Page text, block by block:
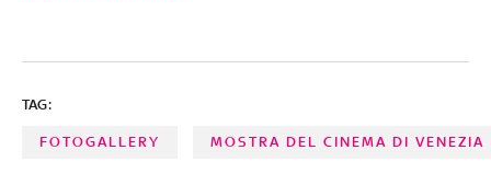
TAG:
FOTOGALLERY MOSTRA DEL CINEMA DI VENEZIA